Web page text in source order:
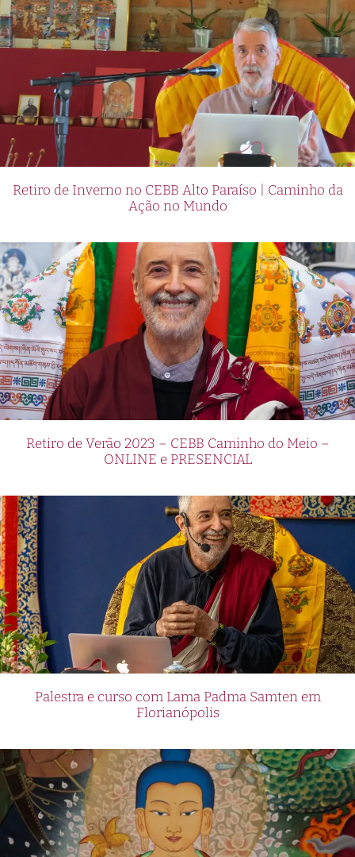
Retiro de Inverno no CEBB Alto Paraíso | Caminho da
Ação no Mundo
Retiro de Verão 2023 – CEBB Caminho do Meio –
ONLINE e PRESENCIAL
Palestra e curso com Lama Padma Samten em
Florianópolis